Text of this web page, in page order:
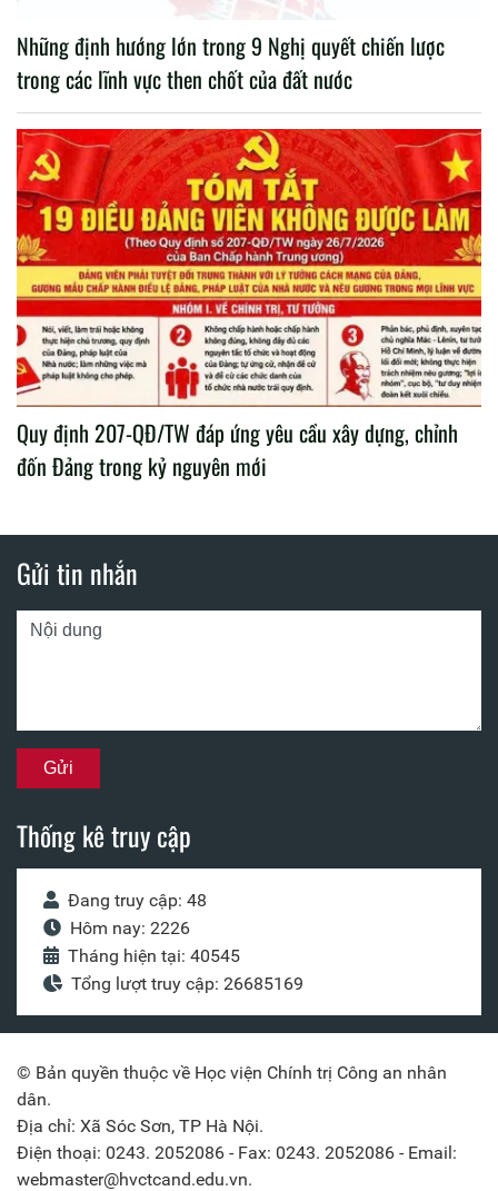
Những định hướng lớn trong 9 Nghị quyết chiến lược
trong các lĩnh vực then chốt của đất nước
Quy định 207-QĐ/TW đáp ứng yêu cầu xây dựng, chỉnh
đốn Đảng trong kỷ nguyên mới
Gửi tin nhắn
Thống kê truy cập
Đang truy cập: 48
Hôm nay: 2226
Tháng hiện tại: 40545
Tổng lượt truy cập: 26685169
© Bản quyền thuộc về Học viện Chính trị Công an nhân
dân.
Địa chỉ: Xã Sóc Sơn, TP Hà Nội.
Điện thoại: 0243. 2052086 - Fax: 0243. 2052086 - Email:
webmaster@hvctcand.edu.vn.